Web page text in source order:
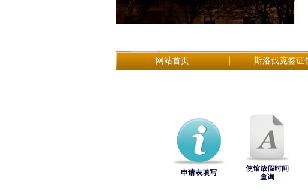
网站首页 斯洛伐克签证
申请表填写
使馆放假时间
查询